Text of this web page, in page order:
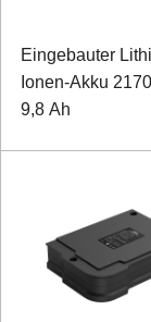
Eingebauter
Ionen-Akku
9,8 Ah